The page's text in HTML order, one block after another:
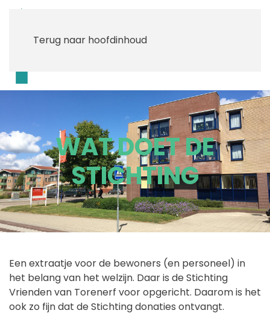
Terug naar hoofdinhoud
WAT DOET DE
STICHTING
Een extraatje voor de bewoners (en personeel) in
het belang van het welzijn. Daar is de Stichting
Vrienden van Torenerf voor opgericht. Daarom is het
ook zo fijn dat de Stichting donaties ontvangt.